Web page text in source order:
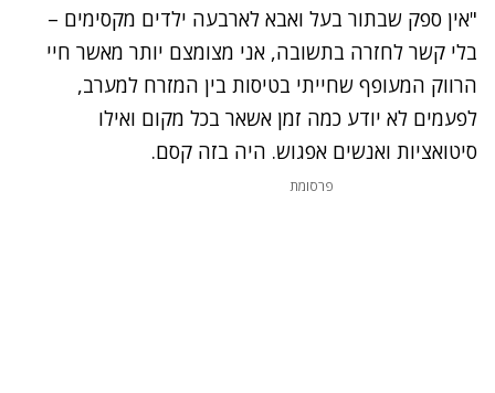
"אין ספק שבתור בעל ואבא לארבעה ילדים מקסימים –
בלי קשר לחזרה בתשובה, אני מצומצם יותר מאשר חיי
הרווק המעופף שחייתי בטיסות בין המזרח למערב,
לפעמים לא יודע כמה זמן אשאר בכל מקום ואילו
סיטואציות ואנשים אפגוש. היה בזה קסם.
פרסומת